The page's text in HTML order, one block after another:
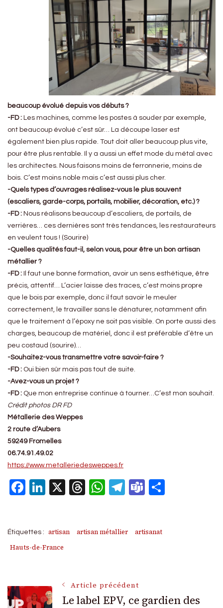
beaucoup évolué depuis vos débuts ?
-FD : Les machines, comme les postes à souder par exemple,
ont beaucoup évolué c’est sûr… La découpe laser est
également bien plus rapide. Tout doit aller beaucoup plus vite,
pour être plus rentable. Il y a aussi un effet mode du métal avec
les architectes. Nous faisons moins de ferronnerie, moins de
bois. C’est moins noble mais c’est aussi plus cher.
-Quels types d’ouvrages réalisez-vous le plus souvent
(escaliers, garde-corps, portails, mobilier, décoration, etc.) ?
-FD : Nous réalisons beaucoup d’escaliers, de portails, de
verrières… ces dernières sont très tendances, les restaurateurs
en veulent tous ! (Sourire)
-Quelles qualités faut-il, selon vous, pour être un bon artisan
métallier ?
-FD : Il faut une bonne formation, avoir un sens esthétique, être
précis, attentif… L’acier laisse des traces, c’est moins propre
que le bois par exemple, donc il faut savoir le meuler
correctement, le travailler sans le dénaturer, notamment afin
que le traitement à l’époxy ne soit pas visible. On porte aussi des
charges, beaucoup de matériel, donc il est préférable d’être un
peu costaud (sourire)…
-Souhaitez-vous transmettre votre savoir-faire ?
-FD : Oui bien sûr mais pas tout de suite.
-Avez-vous un projet ?
-FD : Que mon entreprise continue à tourner…C’est mon souhait.
Crédit photos DR FD
Métallerie des Weppes
2 route d’Aubers
59249 Fromelles
06.74.91.49.02
https://www.metalleriedesweppes.fr
Facebook
LinkedIn
X Threads
WhatsApp
Telegram
Teams
Étiquettes : artisan artisan métallier
artisanat
Hauts-de-France
Navigation
Article précédent
Le label EPV, ce gardien des